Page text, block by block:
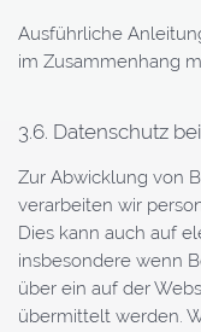
Ausführliche
im Zusammenhang
3.6. Datenschutz
Zur Abwicklung von
verarbeiten wir
Dies kann auch auf
insbesondere wenn
über ein auf der
übermittelt werden.